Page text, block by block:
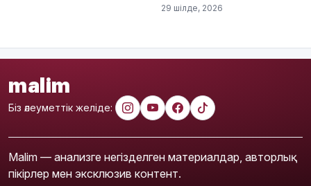
29 шілде, 2026
malim
Біз әлеуметтік желіде:
Malim — анализге негізделген материалдар, авторлық
пікірлер мен эксклюзив контент.